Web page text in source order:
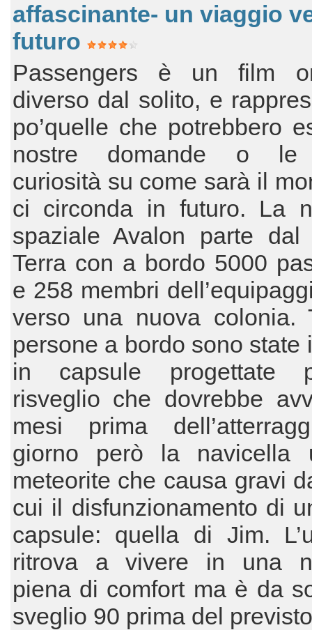
affascinante- un viaggio
futuro
Passengers è un film
diverso dal solito, e
po’quelle che potrebbero
nostre domande o le
curiosità su come sarà il
ci circonda in futuro. La
spaziale Avalon parte dal
Terra con a bordo 5000
e 258 membri
verso una nuova colonia.
persone a bordo sono state
in capsule progettate
risveglio che dovrebbe
mesi prima
giorno però la navicella
meteorite che causa gravi
cui il disfunzionamento di
capsule: quella di Jim.
ritrova a vivere in una
piena di comfort ma è da
sveglio 90 prima del